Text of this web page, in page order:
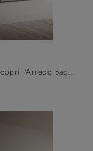
Mobili bagno sospesi Decor 01 di Arbi: scopri l'Arredo Bagno in laccato opaco moderno e arreda il tuo bagno.